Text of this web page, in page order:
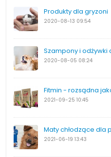
Produkty dla gryzoni
2020-08-13 09:54
Szampony i
2020-08-05 08:24
Fitmin - rozsądna
2021-09-25 10:45
Maty chłodzące dla
2021-06-19 13:43